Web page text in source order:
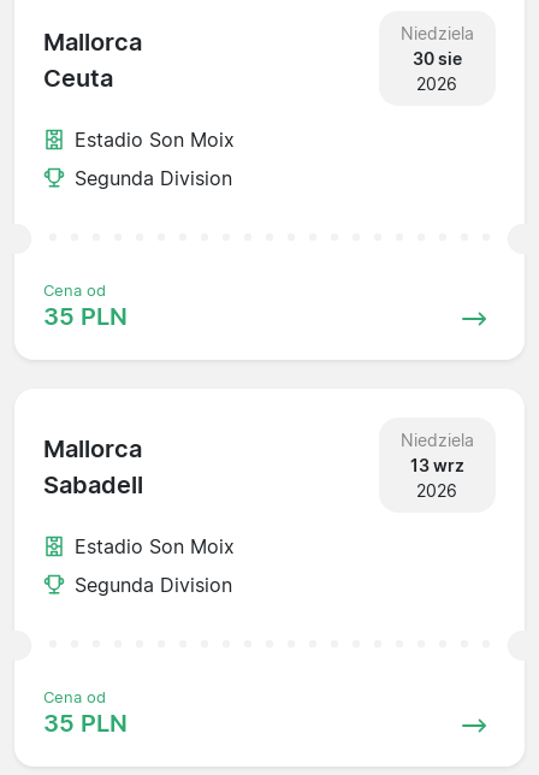
Mallorca
Ceuta
Niedziela
30 sie
2026
Estadio Son Moix
Segunda Division
Cena od
35 PLN
Mallorca
Sabadell
Niedziela
13 wrz
2026
Estadio Son Moix
Segunda Division
Cena od
35 PLN